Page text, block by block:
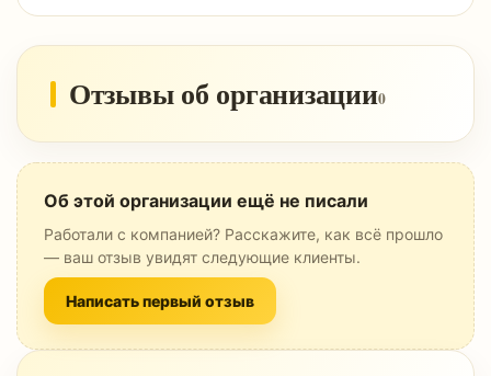
Отзывы об организации0
Об этой организации ещё не писали
Работали с компанией? Расскажите, как всё прошло
— ваш отзыв увидят следующие клиенты.
Написать первый отзыв